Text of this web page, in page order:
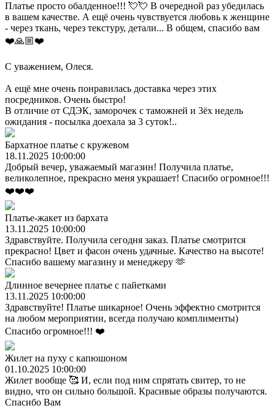
Платье просто обалденное!!! 💘💘 В очередной раз убедилась
в вашем качестве. А ещё очень чувствуется любовь к женщине
- через ткань, через текстуру, детали... В общем, спасибо вам
❤️🙏🏼❤️
С уважением, Олеся.
А ещё мне очень понравилась доставка через этих
посредников. Очень быстро!
В отличие от СДЭК, заморочек с таможней и 3ёх недель
ожидания - посылка доехала за 3 суток!..
Бархатное платье с кружевом
18.11.2025 10:00:00
Добрый вечер, уважаемый магазин! Получила платье,
великолепное, прекрасно меня украшает! Спасибо огромное!!!
❤️❤️❤️
Платье-жакет из бархата
13.11.2025 10:00:00
Здравствуйте. Получила сегодня заказ. Платье смотрится
прекрасно! Цвет и фасон очень удачные. Качество на высоте!
Спасибо вашему магазину и менеджеру 🫶
Длинное вечернее платье с пайетками
13.11.2025 10:00:00
Здравствуйте! Платье шикарное! Очень эффектно смотрится
на любом мероприятии, всегда получаю комплименты)
Спасибо огромное!!! ❤️
Жилет на пуху с капюшоном
01.10.2025 10:00:00
Жилет вообще 🥰 И, если под ним спрятать свитер, то не
видно, что он сильно большой. Красивые образы получаются.
Спасибо Вам